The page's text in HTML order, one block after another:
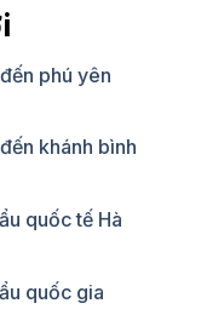
phú yên
khánh bình
quốc tế Hà
quốc gia